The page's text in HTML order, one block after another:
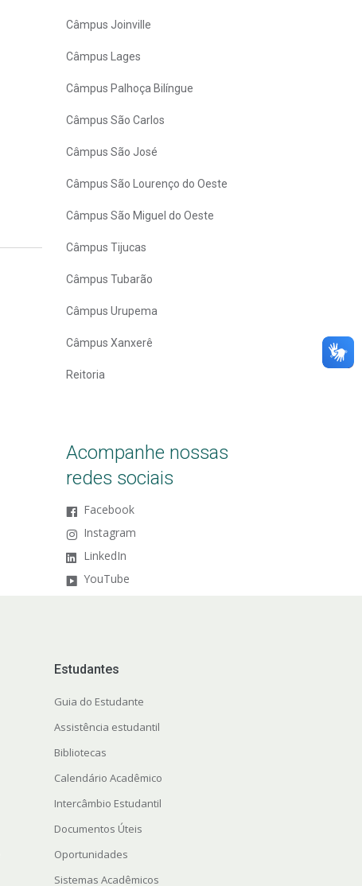
Câmpus Joinville
Câmpus Lages
Câmpus Palhoça Bilíngue
Câmpus São Carlos
Câmpus São José
Câmpus São Lourenço do Oeste
Câmpus São Miguel do Oeste
Câmpus Tijucas
Câmpus Tubarão
Câmpus Urupema
Câmpus Xanxerê
Reitoria
Acompanhe nossas
redes sociais
Facebook
Instagram
LinkedIn
YouTube
Estudantes
Guia do Estudante
Assistência estudantil
Bibliotecas
Calendário Acadêmico
Intercâmbio Estudantil
Documentos Úteis
Oportunidades
Sistemas Acadêmicos